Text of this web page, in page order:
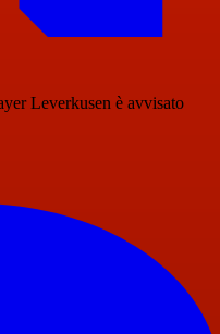
Leverkusen è avvisato